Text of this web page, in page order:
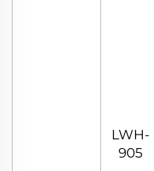
LWH-
905